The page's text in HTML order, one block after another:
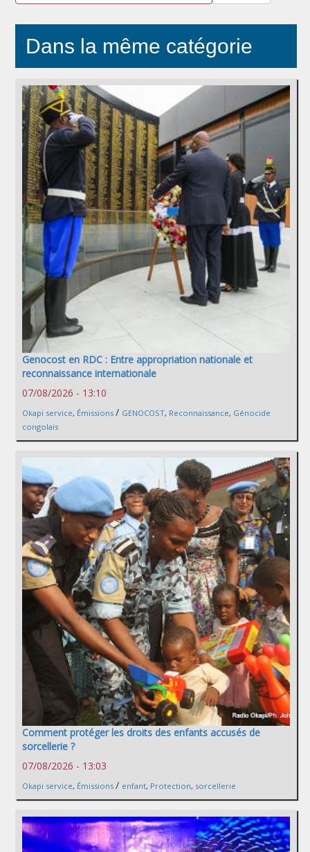
Dans la même catégorie
Genocost en RDC : Entre appropriation nationale et
reconnaissance internationale
07/08/2026 - 13:10
Okapi service, Émissions / GENOCOST, Reconnaissance, Génocide
congolais
Comment protéger les droits des enfants accusés de
sorcellerie ?
07/08/2026 - 13:03
Okapi service, Émissions / enfant, Protection, sorcellerie